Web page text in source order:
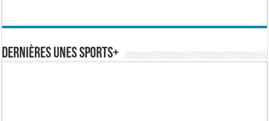
Dernières Unes Sports+